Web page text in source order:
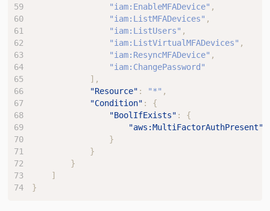
59
60
64
66
67
68
69
70
74
"iam:EnableMFADevice" ,
"iam:ListMFADevices" ,
"iam:ListUsers" ,
"iam:ListVirtualMFADevices" ,
"iam:ResyncMFADevice" ,
"iam:ChangePassword"
],
"Resource" : "*" ,
"Condition" :
{
"BoolIfExists" :
{
"aws:MultiFactorAuthPresent"
}
}
}
]
}